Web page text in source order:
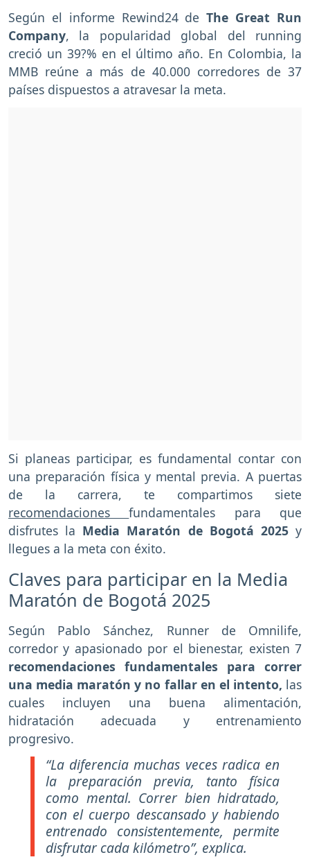
Según el informe Rewind24 deThe Great Run
Company, la popularidad global del running
creció un 39?% en el último año. En Colombia, la
MMB reúne a más de 40.000 corredores de 37
países dispuestos a atravesar la meta.
Si planeas participar, es fundamental contar con
una preparación física y mental previa. A puertas
de la carrera, te compartimos siete
recomendacionesfundamentales para que
disfrutes la Media Maratón de Bogotá 2025y
llegues a la meta con éxito.
Claves para participar en la Media
Maratón de Bogotá 2025
Según Pablo Sánchez, Runner de Omnilife,
corredor y apasionado por el bienestar, existen 7
recomendaciones fundamentales para correr
una media maratón y no fallar en el intento, las
cuales incluyen una buena alimentación,
hidratación adecuada y entrenamiento
progresivo.
“La diferencia muchas veces radica en
la preparación previa, tanto física
como mental. Correr bien hidratado,
con el cuerpo descansado y habiendo
entrenado consistentemente, permite
disfrutar cada kilómetro”, explica.